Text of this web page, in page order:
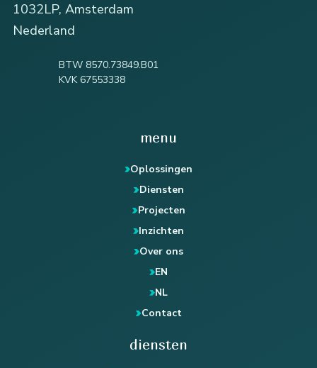
1032LP, Amsterdam
Nederland
BTW 8570.73849.B01
KVK 67553338
menu
Oplossingen
Diensten
Projecten
Inzichten
Over ons
EN
NL
Contact
diensten